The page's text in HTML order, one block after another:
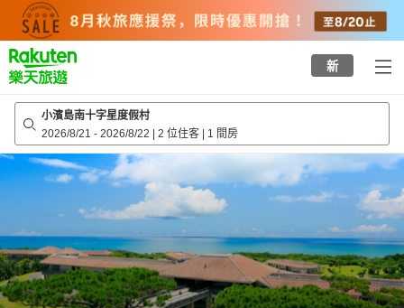
top
page
新
小濱島南十字星度假村
2026/8/21 - 2026/8/22 | 2 位住客 | 1 間房